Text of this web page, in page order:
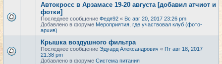
Автокросс в Арзамасе 19-20 августа [добавил атчиот и
фотки]
Последнее сообщение Федя92 « Вс авг 20, 2017 23:26 pm
Добавлено в форуме Мероприятия, где участвовал клуб (фото-
архив)
Крышка воздушного фильтра
Последнее сообщение Эдуард Александрович « Пт авг 18, 2017
21:38 pm
Добавлено в форуме Система питания